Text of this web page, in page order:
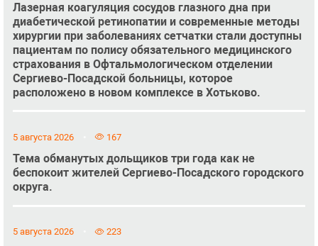
Лазерная коагуляция сосудов глазного дна при
диабетической ретинопатии и современные методы
хирургии при заболеваниях сетчатки стали доступны
пациентам по полису обязательного медицинского
страхования в Офтальмологическом отделении
Сергиево-Посадской больницы, которое
расположено в новом комплексе в Хотьково.
5 августа 2026 167
Тема обманутых дольщиков три года как не
беспокоит жителей Сергиево-Посадского городского
округа.
5 августа 2026 223